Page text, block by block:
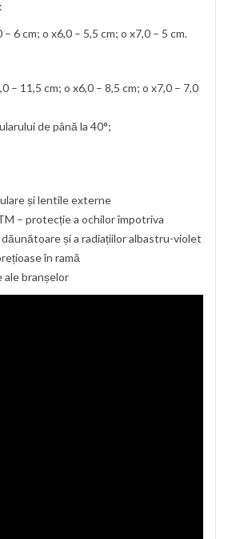
6 cm; o x6,0 – 5,5 cm; o x7,0 – 5 cm.
– 11,5 cm; o x6,0 – 8,5 cm; o x7,0 – 7,0
de până la 40°;
și lentile externe
– protecție a ochilor împotriva
și a radiațiilor albastru-violet
în ramă
ale branșelor